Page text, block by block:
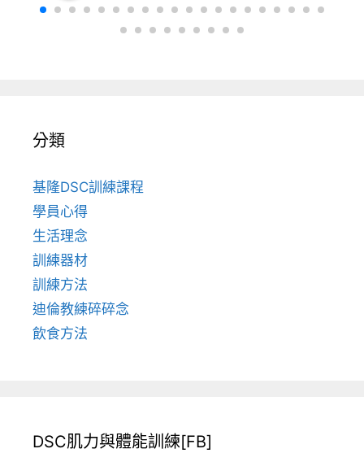
分類
基隆DSC訓練課程
學員心得
生活理念
訓練器材
訓練方法
迪倫教練碎碎念
飲食方法
DSC肌力與體能訓練[FB]